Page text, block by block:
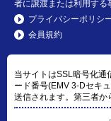
者に譲渡または利用する
プライバシーポリシ
会員規約
当サイトはSSL暗号化通
ード番号(EMV 3-Dセキ
送信されます。第三者か